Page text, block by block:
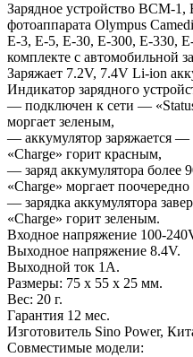
Зарядное устройство BCM-
фотоаппарата Olympus
E-3, E-5, E-30, E-300, E-330,
комплекте с автомобильной
Заряжает 7.2V, 7.4V Li-ion
Индикатор зарядного
— подключен к сети —
моргает зеленым,
— аккумулятор заряжается —
«Charge» горит красным,
— заряд аккумулятора более
«Charge» моргает
— зарядка аккумулятора
«Charge» горит зеленым.
Входное напряжение 100-
Выходное напряжение 8.4V.
Выходной ток 1А.
Размеры: 75 x 55 x 25 мм.
Вес: 20 г.
Гарантия 12 мес.
Изготовитель Sino Power,
Совместимые модели: